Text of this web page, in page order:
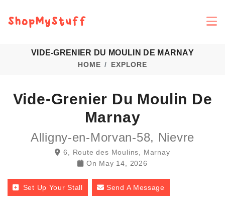
VIDE-GRENIER DU MOULIN DE MARNAY
HOME EXPLORE
Vide-Grenier Du Moulin De
Marnay
Alligny-en-Morvan-58, Nievre
6, Route des Moulins, Marnay
On May 14, 2026
Set Up Your Stall Send A Message